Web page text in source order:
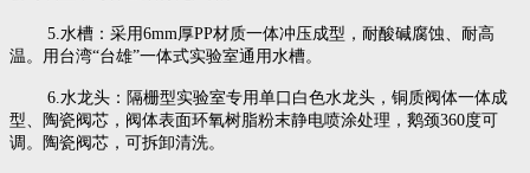
5.水槽：采用6mm厚PP材质一体冲压成型，耐酸碱腐蚀、耐高
温。用台湾“台雄”一体式实验室通用水槽。
6.水龙头：隔栅型实验室专用单口白色水龙头，铜质阀体一体成
型、陶瓷阀芯，阀体表面环氧树脂粉末静电喷涂处理，鹅颈360度可
调。陶瓷阀芯，可拆卸清洗。